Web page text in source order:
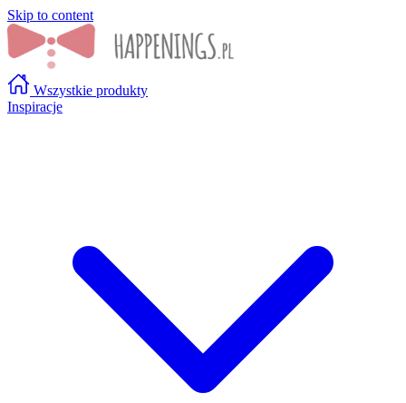
Skip to content
Wszystkie produkty
Inspiracje